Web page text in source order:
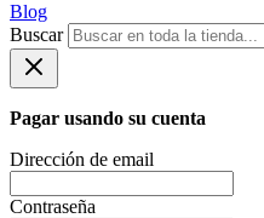
Blog
Buscar
Pagar usando su cuenta
Dirección de email
Contraseña